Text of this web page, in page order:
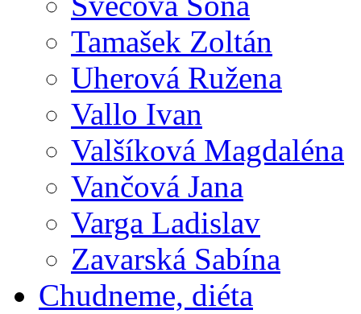
Tamašek Zoltán
Uherová Ružena
Vallo Ivan
Valšíková Magdaléna
Vančová Jana
Varga Ladislav
Zavarská Sabína
Chudneme, diéta